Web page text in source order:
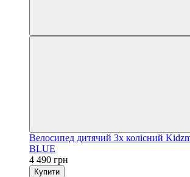
Велосипед дитячий 3х колісний
BLUE
4 490 грн
Купити